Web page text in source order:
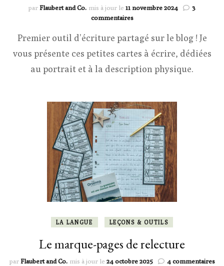
parFlaubert and Co. mis à jour le 11 novembre 2024
3
commentairessur
cartes
écrire
⎜le
Premier outil d’écriture partagé sur le blog ! Je
vous présente ces petites cartes à écrire, dédiées
au portrait et à la description physique.
LA LANGUE LEÇONS & OUTILS
Le marque-pages de relecture
parFlaubert and Co. mis à jour le 24 octobre 2025 4 commentairessur